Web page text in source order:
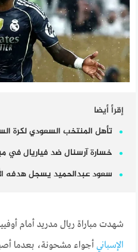
إقرأ أيضا
تأهل المنتخب السعودي لكرة
خسارة آرسنال ضد فياريال في
سعود عبدالحميد يسجل هدفه
شهدت مباراة ريال مدريد أمام
الإسباني أجواء مشحونة، بعدما